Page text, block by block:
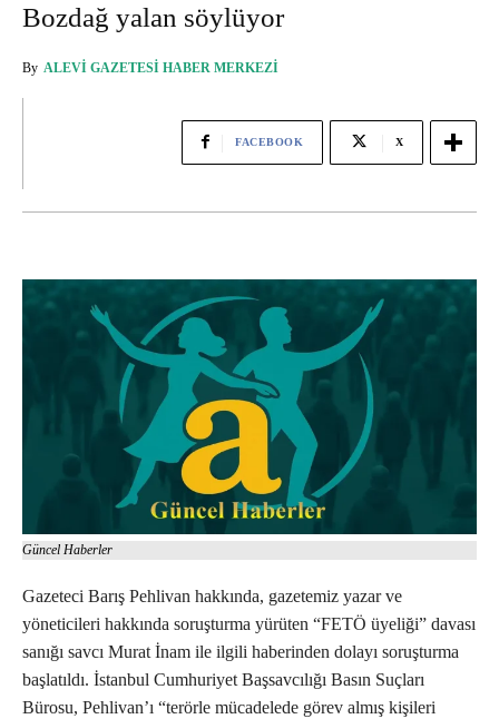
Bozdağ yalan söylüyor
By ALEVI GAZETESI HABER MERKEZI
FACEBOOK X
Güncel Haberler
Gazeteci Barış Pehlivan hakkında, gazetemiz yazar ve
yöneticileri hakkında soruşturma yürüten “FETÖ üyeliği” davası
sanığı savcı Murat İnam ile ilgili haberinden dolayı soruşturma
başlatıldı. İstanbul Cumhuriyet Başsavcılığı Basın Suçları
Bürosu, Pehlivan’ı “terörle mücadelede görev almış kişileri